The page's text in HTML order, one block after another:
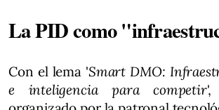
La PID como
Con el lema 'Smart DMO:
e inteligencia para competir',